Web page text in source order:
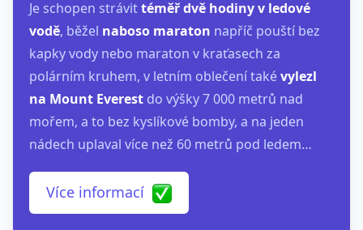
Je schopen strávittéměř dvě hodiny v ledové
vodě, běžel naboso maraton napříč pouští bez
kapky vody nebo maraton v kraťasech za
polárním kruhem, v letním oblečení takévylezl
na Mount Everest do výšky 7 000 metrů nad
mořem, a to bez kyslíkové bomby, a na jeden
nádech uplaval více než 60 metrů pod ledem…
Více informací